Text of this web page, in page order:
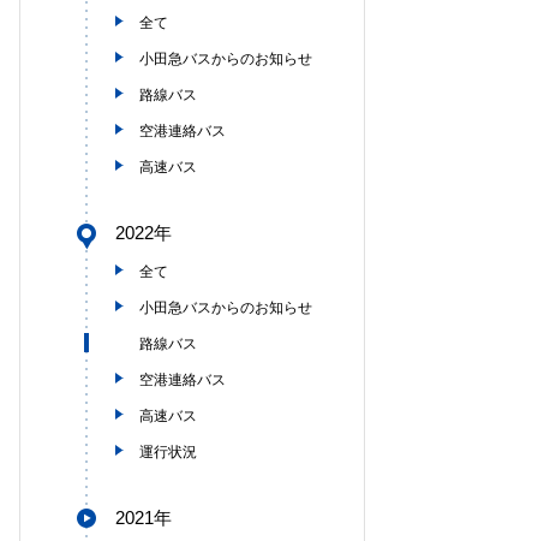
全て
小田急バスからのお知らせ
路線バス
空港連絡バス
高速バス
2022年
全て
小田急バスからのお知らせ
路線バス
空港連絡バス
高速バス
運行状況
2021年